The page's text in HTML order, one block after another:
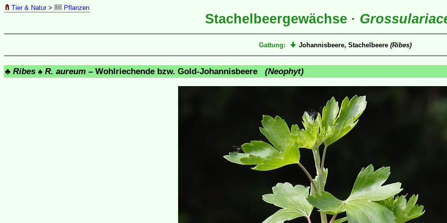
Tier & Natur> Pflanzen
Stachelbeergewächse ·
Gattung: Johannisbeere, Stachelbeere (Ribes)
♣ Ribes ♠ R. aureum – Wohlriechende bzw. Gold-Johannisbeere (Neophyt)